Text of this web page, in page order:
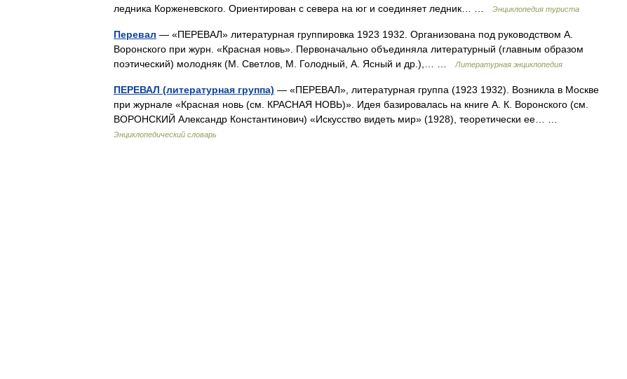
ледника Корженевского. Ориентирован с севера на юг и соединяет ледник… …
Энциклопедия туриста
Перевал — «ПЕРЕВАЛ» литературная группировка 1923 1932. Организована под руководством А.
Воронского при журн. «Красная новь». Первоначально объединяла литературный (главным образом
поэтический) молодняк (М. Светлов, М. Голодный, А. Ясный и др.),… …
Литературная энциклопедия
ПЕРЕВАЛ (литературная группа) — «ПЕРЕВАЛ», литературная группа (1923 1932). Возникла в Москве
при журнале «Красная новь (см. КРАСНАЯ НОВЬ)». Идея базировалась на книге А. К. Воронского (см.
ВОРОНСКИЙ Александр Константинович) «Искусство видеть мир» (1928), теоретически ее… …
Энциклопедический словарь